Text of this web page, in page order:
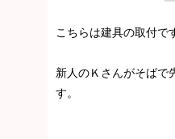
こちらは建具の取付で
新人のＫさんがそばで
す。